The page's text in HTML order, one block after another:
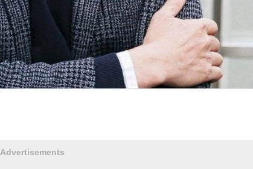
Advertisements